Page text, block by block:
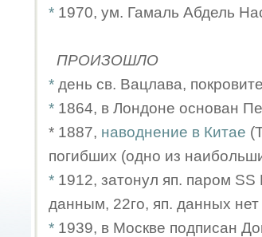
* 1970, ум. Гамаль Абдель
ПРОИЗОШЛО
* день св. Вацлава,
* 1864, в Лондоне основан
* 1887, наводнение в Китае
погибших (одно из
* 1912, затонул яп. паром
данным, 22го, яп. данных
* 1939, в Москве подписан